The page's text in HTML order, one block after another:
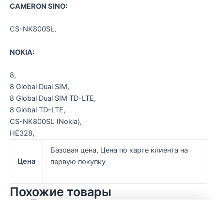
CAMERON SINO:
CS-NK800SL,
NOKIA:
8,
8 Global Dual SIM,
8 Global Dual SIM TD-LTE,
8 Global TD-LTE,
CS-NK800SL (Nokia),
HE328,
Цена
Базовая цена, Цена по карте клиента на
первую покупку
Похожие товары